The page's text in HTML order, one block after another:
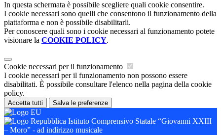
In questa schermata è possibile scegliere quali cookie consentire.
I cookie necessari sono quelli che consentono il funzionamento della
piattaforma e non è possibile disabilitarli.
Per conoscere quali sono i cookie necessari al funzionamento potete
visionare la COOKIE POLICY.
Cookie necessari per il funzionamento
I cookie necessari per il funzionamento non possono essere
disabilitati. È possibile consultare l'elenco nella pagina della cookie
policy.
Accetta tutti Salva le preferenze
Istituto Comprensivo Statale “Giovanni XXIII
– Moro” - ad indirizzo musicale